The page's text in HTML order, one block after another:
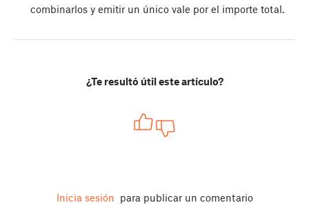
combinarlos y emitir un único vale por el importe total.
¿Te resultó útil este artículo?
Inicia sesión para publicar un comentario